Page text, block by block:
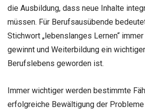
die Ausbildung, dass neue Inhalte
müssen. Für Berufsausübende
Stichwort „lebenslanges Lernen“
gewinnt und Weiterbildung ein
Berufslebens geworden ist.
Immer wichtiger werden bestimmte
erfolgreiche Bewältigung der